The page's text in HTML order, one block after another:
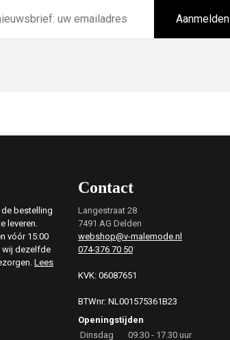
Aanmelden
bestelling
leveren.
vóór 15:00
wij dezelfde
Lees
Contact
Langestraat 28
7491 AG Delden
webshop@v-malemode.nl
074-376 70 50
KVK: 06087651
BTWnr: NL001575361B23
Openingstijden
Dinsdag
09.30 - 17.30 uur